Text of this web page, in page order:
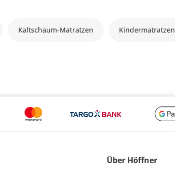
Kaltschaum-Matratzen Kindermatratzen
Über Höffner